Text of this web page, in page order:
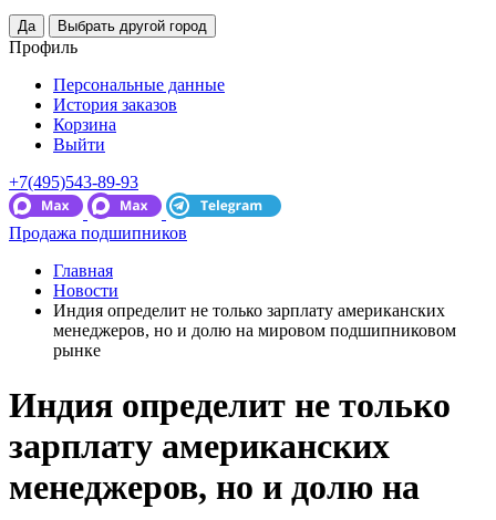
Профиль
Персональные данные
История заказов
Корзина
Выйти
+7(495)543-89-93
Продажа подшипников
Главная
Новости
Индия определит не только зарплату американских
менеджеров, но и долю на мировом подшипниковом
рынке
Индия определит не только
зарплату американских
менеджеров, но и долю на